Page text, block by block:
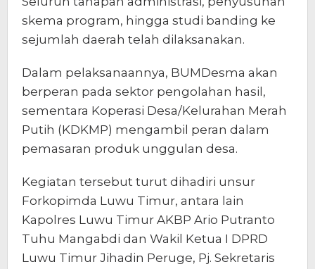
skema program, hingga studi banding ke
sejumlah daerah telah dilaksanakan.
Dalam pelaksanaannya, BUMDesma akan
berperan pada sektor pengolahan hasil,
sementara Koperasi Desa/Kelurahan Merah
Putih (KDKMP) mengambil peran dalam
pemasaran produk unggulan desa.
Kegiatan tersebut turut dihadiri unsur
Forkopimda Luwu Timur, antara lain
Kapolres Luwu Timur AKBP Ario Putranto
Tuhu Mangabdi dan Wakil Ketua I DPRD
Luwu Timur Jihadin Peruge, Pj. Sekretaris